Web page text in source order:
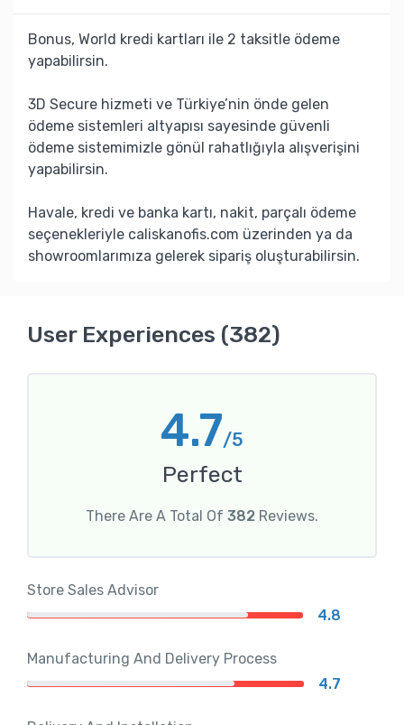
Bonus, World kredi kartları ile 2 taksitle ödeme
yapabilirsin.
3D Secure hizmeti ve Türkiye’nin önde gelen
ödeme sistemleri altyapısı sayesinde güvenli
ödeme sistemimizle gönül rahatlığıyla alışverişini
yapabilirsin.
Havale, kredi ve banka kartı, nakit, parçalı ödeme
seçenekleriyle caliskanofis.com üzerinden ya da
showroomlarımıza gelerek sipariş oluşturabilirsin.
User Experiences (382)
4.7/5
Perfect
There Are A Total Of 382 Reviews.
Store Sales Advisor
4.8
Manufacturing And Delivery Process
4.7